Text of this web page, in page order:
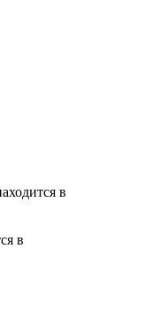
в
в